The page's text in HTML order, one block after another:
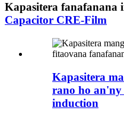
Kapasitera fanafanana
Capacitor CRE-Film
Kapasitera
rano ho
induction